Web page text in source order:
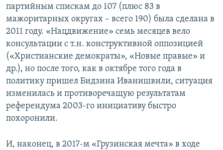
партийным спискам до 107 (плюс 83 в
мажоритарных округах – всего 190) была сделана в
2011 году. «Нацдвижение» семь месяцев вело
консультации с т.н. конструктивной оппозицией
(«Христианские демократы», «Новые правые» и
др.), но после того, как в октябре того года в
политику пришел Бидзина Иванишвили, ситуация
изменилась и противоречащую результатам
референдума 2003-го инициативу быстро
похоронили.
И, наконец, в 2017-м «Грузинская мечта» в ходе